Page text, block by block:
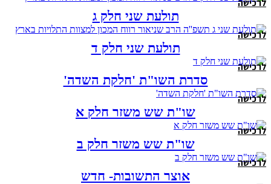
לרכישה
תולעת שני חלק ג
לרכישה
תולעת שני חלק ד
לרכישה
סדרת השו"ת 'חלקת השדה'
לרכישה
שו"ת שש משזר חלק א
לרכישה
שו"ת שש משזר חלק ב
לרכישה
אוצר התשובות- חדש